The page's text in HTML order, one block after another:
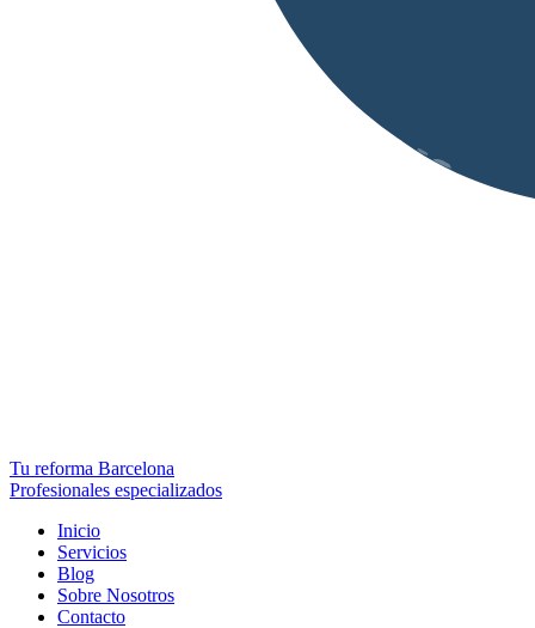
Tu reforma Barcelona
Profesionales especializados
Inicio
Servicios
Blog
Sobre Nosotros
Contacto